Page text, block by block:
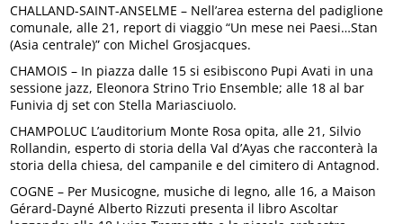
CHALLAND-SAINT-ANSELME – Nell’area esterna del padiglione
comunale, alle 21, report di viaggio “Un mese nei Paesi…Stan
(Asia centrale)” con Michel Grosjacques.
CHAMOIS – In piazza dalle 15 si esibiscono Pupi Avati in una
sessione jazz, Eleonora Strino Trio Ensemble; alle 18 al bar
Funivia dj set con Stella Mariasciuolo.
CHAMPOLUC L’auditorium Monte Rosa opita, alle 21, Silvio
Rollandin, esperto di storia della Val d’Ayas che racconterà la
storia della chiesa, del campanile e del cimitero di Antagnod.
COGNE – Per Musicogne, musiche di legno, alle 16, a Maison
Gérard-Dayné Alberto Rizzuti presenta il libro Ascoltar